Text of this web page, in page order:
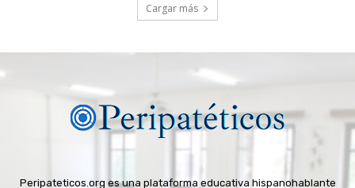
Cargar más
Peripateticos.org es una plataforma educativa hispanohablante